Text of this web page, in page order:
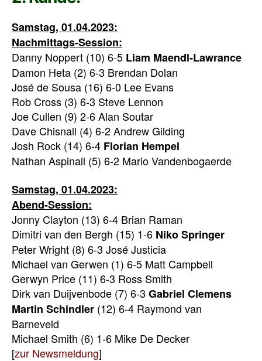
Samstag, 01.04.2023:
Nachmittags-Session:
Danny Noppert (10) 6-5 Liam Maendl-Lawrance
Damon Heta (2) 6-3 Brendan Dolan
José de Sousa (16) 6-0 Lee Evans
Rob Cross (3) 6-3 Steve Lennon
Joe Cullen (9) 2-6 Alan Soutar
Dave Chisnall (4) 6-2 Andrew Gilding
Josh Rock (14) 6-4 Florian Hempel
Nathan Aspinall (5) 6-2 Mario Vandenbogaerde
Samstag, 01.04.2023:
Abend-Session:
Jonny Clayton (13) 6-4 Brian Raman
Dimitri van den Bergh (15) 1-6 Niko Springer
Peter Wright (8) 6-3 José Justicia
Michael van Gerwen (1) 6-5 Matt Campbell
Gerwyn Price (11) 6-3 Ross Smith
Dirk van Duijvenbode (7) 6-3 Gabriel Clemens
Martin Schindler (12) 6-4 Raymond van
Barneveld
Michael Smith (6) 1-6 Mike De Decker
[zur Newsmeldung]